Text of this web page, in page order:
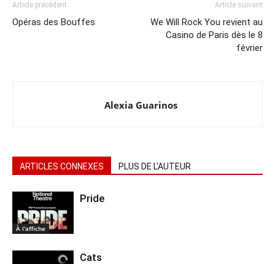
Article précédent
Opéras des Bouffes
Article suivant
We Will Rock You revient au
Casino de Paris dès le 8
février
Alexia Guarinos
ARTICLES CONNEXES PLUS DE L'AUTEUR
À l'affiche
Pride
Cats